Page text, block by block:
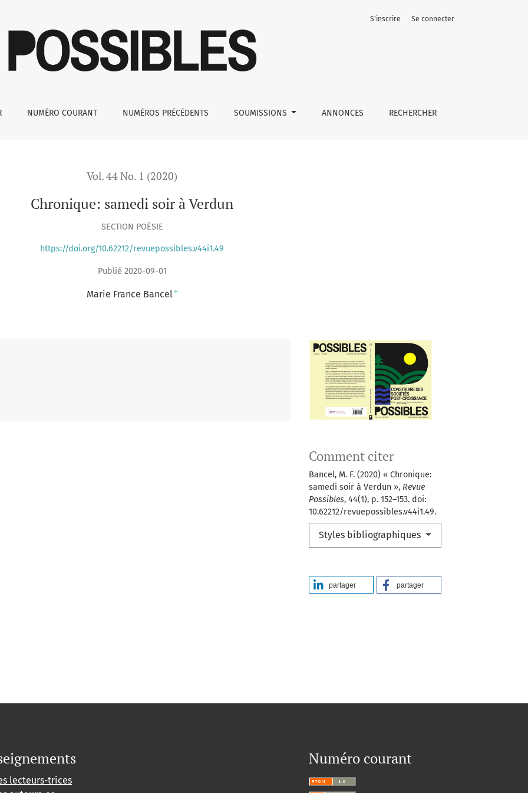
NUMÉRO COURANT NUMÉROS PRÉCÉDENTS SOUMISSIONS ANNONCES RECHERCHER
S'inscrire Se connecter
Vol. 44 No. 1 (2020)
Chronique: samedi soir à Verdun
SECTION POÉSIE
https://doi.org/10.62212/revuepossibles.v44i1.49
Publié 2020-09-01
Marie France Bancel +
Comment citer
Bancel, M. F. (2020) « Chronique:
samedi soir à Verdun », Revue
Possibles, 44(1), p. 152–153. doi:
10.62212/revuepossibles.v44i1.49.
Styles bibliographiques
partager partager
lecteurs-trices
Numéro courant